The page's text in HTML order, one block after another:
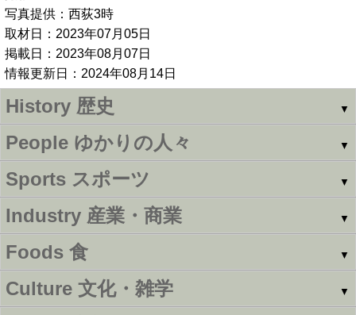
写真提供：西荻3時
取材日：2023年07月05日
掲載日：2023年08月07日
情報更新日：2024年08月14日
History 歴史 ▼
People ゆかりの人々 ▼
Sports スポーツ ▼
Industry 産業・商業 ▼
Foods 食 ▼
Culture 文化・雑学 ▼